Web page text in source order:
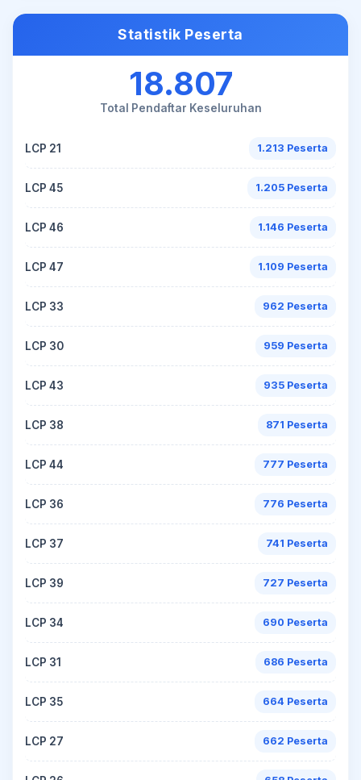
Statistik Peserta
18.807
Total Pendaftar Keseluruhan
LCP 21 1.213 Peserta
LCP 45 1.205 Peserta
LCP 46 1.146 Peserta
LCP 47 1.109 Peserta
LCP 33 962 Peserta
LCP 30 959 Peserta
LCP 43 935 Peserta
LCP 38 871 Peserta
LCP 44 777 Peserta
LCP 36 776 Peserta
LCP 37 741 Peserta
LCP 39 727 Peserta
LCP 34 690 Peserta
LCP 31 686 Peserta
LCP 35 664 Peserta
LCP 27 662 Peserta